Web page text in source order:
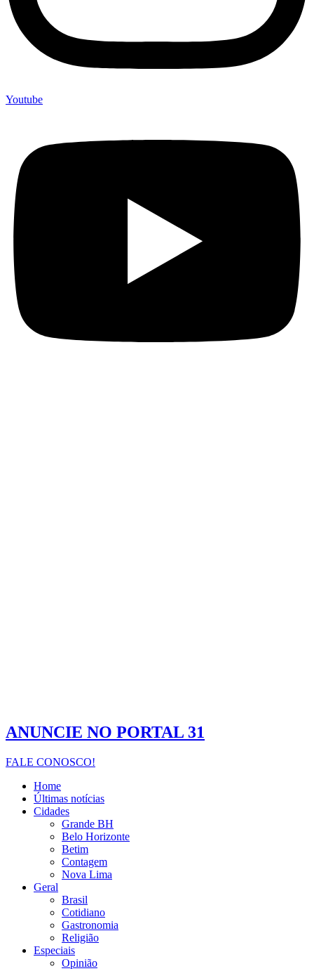
Youtube
ANUNCIE NO PORTAL 31
FALE CONOSCO!
Home
Últimas notícias
Cidades
Grande BH
Belo Horizonte
Betim
Contagem
Nova Lima
Geral
Brasil
Cotidiano
Gastronomia
Religião
Especiais
Opinião